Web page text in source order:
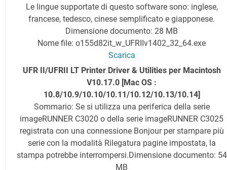
Le lingue supportate di questo software sono: inglese,
francese, tedesco, cinese semplificato e giapponese.
Dimensione documento: 28 MB
Nome file: o155d82it_w_UFRIIv1402_32_64.exe
Scarica
UFR II/UFRII LT Printer Driver & Utilities per Macintosh
V10.17.0 [Mac OS :
10.8/10.9/10.10/10.11/10.12/10.13/10.14]
Sommario: Se si utilizza una periferica della serie
imageRUNNER C3020 o della serie imageRUNNER C3025
registrata con una connessione Bonjour per stampare più
serie con la modalità Rilegatura pagine impostata, la
stampa potrebbe interrompersi.Dimensione documento: 54
MB